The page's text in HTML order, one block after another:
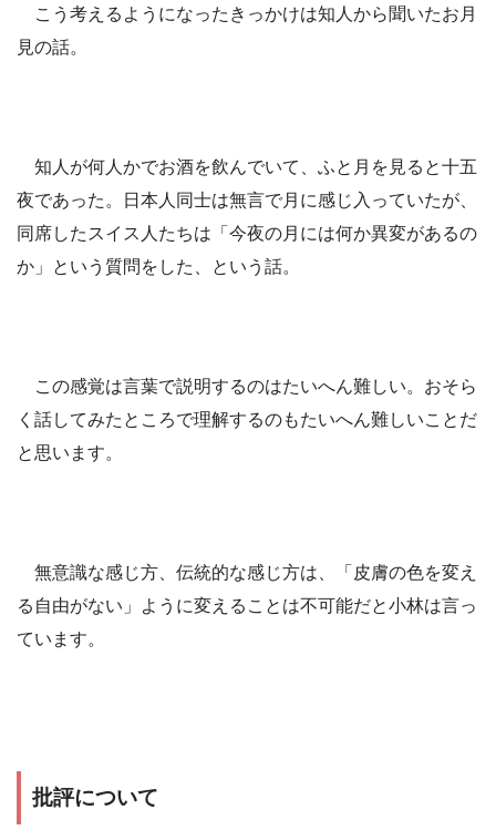
こう考えるようになったきっかけは知人から聞いたお月
見の話。
知人が何人かでお酒を飲んでいて、ふと月を見ると十五
夜であった。日本人同士は無言で月に感じ入っていたが、
同席したスイス人たちは「今夜の月には何か異変があるの
か」という質問をした、という話。
この感覚は言葉で説明するのはたいへん難しい。おそら
く話してみたところで理解するのもたいへん難しいことだ
と思います。
無意識な感じ方、伝統的な感じ方は、「皮膚の色を変え
る自由がない」ように変えることは不可能だと小林は言っ
ています。
批評について